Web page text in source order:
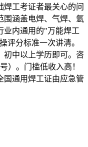
工考证者最关心的问
围涵盖电焊、气焊、氩
业内通用的"万能焊工
评分标准一次讲清。
初中以上学历即可。咨
）。门槛低收入高！
国通用焊工证由应急管